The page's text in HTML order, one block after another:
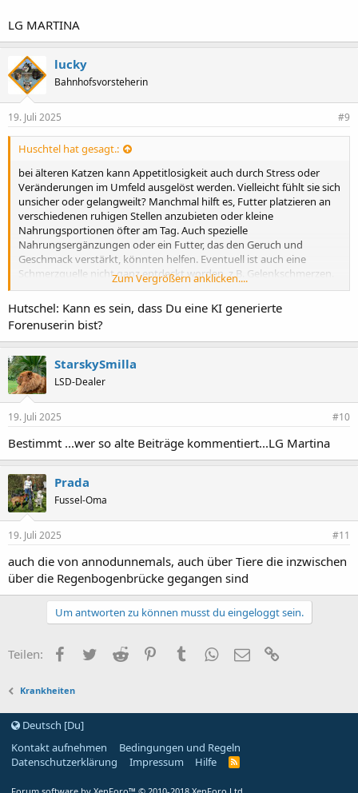
LG MARTINA
lucky
Bahnhofsvorsteherin
19. Juli 2025 #9
Huschtel hat gesagt.:
bei älteren Katzen kann Appetitlosigkeit auch durch Stress oder
Veränderungen im Umfeld ausgelöst werden. Vielleicht fühlt sie sich
unsicher oder gelangweilt? Manchmal hilft es, Futter platzieren an
verschiedenen ruhigen Stellen anzubieten oder kleine
Nahrungsportionen öfter am Tag. Auch spezielle
Nahrungsergänzungen oder ein Futter, das den Geruch und
Geschmack verstärkt, könnten helfen. Eventuell ist auch eine
Schmerzquelle nicht ganz entdeckt worden, z.B. Gelenkschmerzen.
Eine zweite tierärztliche Meinung oder ein Verhaltensexperte
könnte zusätzliche Hinweise geben.
Zum Vergrößern anklicken....
Hutschel: Kann es sein, dass Du eine KI generierte
Forenuserin bist?
StarskySmilla
LSD-Dealer
19. Juli 2025 #10
Bestimmt ...wer so alte Beiträge kommentiert...LG Martina
Prada
Fussel-Oma
19. Juli 2025 #11
auch die von annodunnemals, auch über Tiere die inzwischen
über die Regenbogenbrücke gegangen sind
Um antworten zu können musst du eingeloggt sein.
Teilen: FacebookZwitschern
Reddit PinterestTumblrWhatsApp
E-Mail
Krankheiten
Deutsch [Du]
Kontakt aufnehmen
Bedingungen und Regeln
Datenschutzerklärung
Impressum Hilfe
R